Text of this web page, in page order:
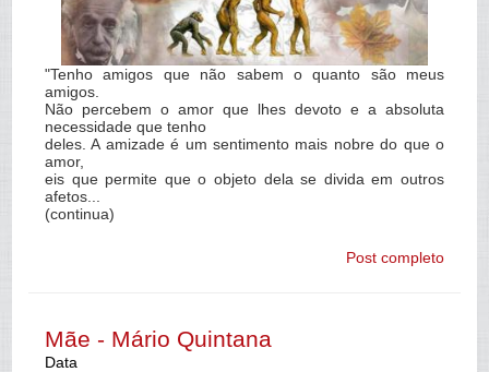
"Tenho amigos que não sabem o quanto são meus
amigos.
Não percebem o amor que lhes devoto e a absoluta
necessidade que tenho
deles. A amizade é um sentimento mais nobre do que o
amor,
eis que permite que o objeto dela se divida em outros
afetos...
(continua)
Post completo
Mãe - Mário Quintana
Data